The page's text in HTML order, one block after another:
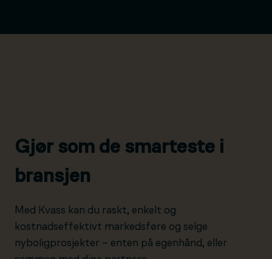
Gjør som de smarteste i
bransjen
Med Kvass kan du raskt, enkelt og
kostnadseffektivt markedsføre og selge
nyboligprosjekter – enten på egenhånd, eller